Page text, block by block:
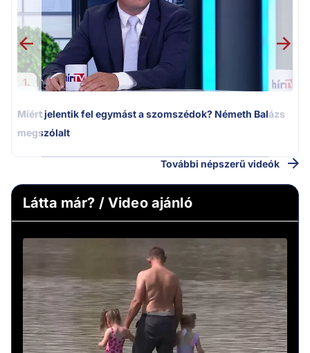
1.
Miért jelentik fel egymást a szomszédok? Németh Balázs
megszólalt
További népszerű videók
Látta már? / Video ajánló